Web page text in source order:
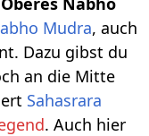
Mudra, auch
Dazu gibst du
an die Mitte
Sahasrara
. Auch hier